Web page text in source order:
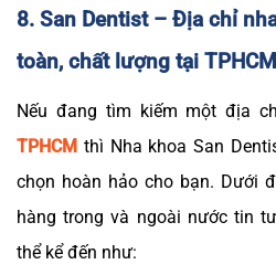
8. San Dentist – Địa chỉ
toàn, chất lượng tại TPHCM
Nếu đang tìm kiếm một địa
TPHCM thì Nha khoa San
chọn hoàn hảo cho bạn. Dưới
hàng trong và ngoài nước tin
thể kể đến như: